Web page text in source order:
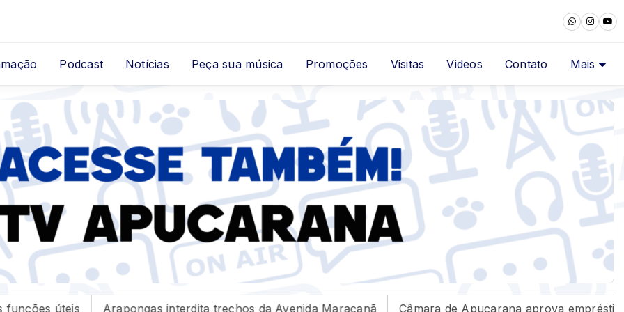
Podcast Notícias Peça sua música Promoções Visitas Videos Contato Mais
interdita trechos da Avenida Maracanã Câmara de Apucarana aprova empréstimo de R$ 30 milhões E-